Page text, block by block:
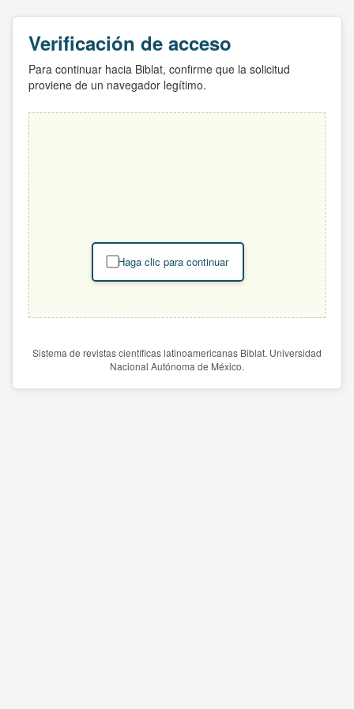
Verificación de acceso
Para continuar hacia Biblat, confirme que la solicitud
proviene de un navegador legítimo.
Haga clic para continuar
Sistema de revistas científicas latinoamericanas Biblat. Universidad
Nacional Autónoma de México.